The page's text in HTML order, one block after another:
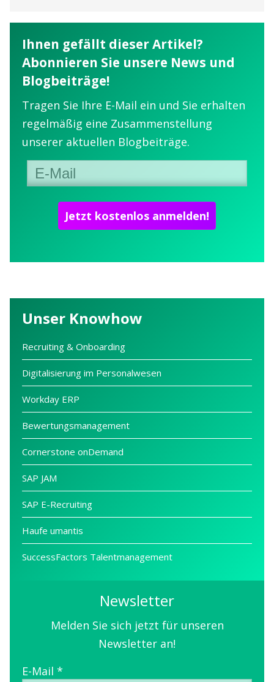
Ihnen gefällt dieser Artikel?
Abonnieren Sie unsere News und
Blogbeiträge!
Tragen Sie Ihre E-Mail ein und Sie erhalten
regelmäßig eine Zusammenstellung
unserer aktuellen Blogbeiträge.
Unser Knowhow
Recruiting & Onboarding
Digitalisierung im Personalwesen
Workday ERP
Bewertungsmanagement
Cornerstone onDemand
SAP JAM
SAP E-Recruiting
Haufe umantis
SuccessFactors Talentmanagement
Newsletter
Melden Sie sich jetzt für unseren
Newsletter an!